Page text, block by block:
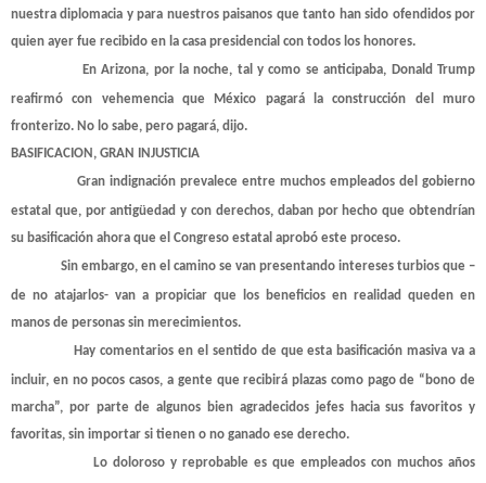
nuestra diplomacia y para nuestros paisanos que tanto han sido ofendidos por
quien ayer fue recibido en la casa presidencial con todos los honores.
En Arizona, por la noche, tal y como se anticipaba, Donald Trump
reafirmó con vehemencia que México pagará la construcción del muro
fronterizo. No lo sabe, pero pagará, dijo.
BASIFICACION, GRAN INJUSTICIA
Gran indignación prevalece entre muchos empleados del gobierno
estatal que, por antigüedad y con derechos, daban por hecho que obtendrían
su basificación ahora que el Congreso estatal aprobó este proceso.
Sin embargo, en el camino se van presentando intereses turbios que –
de no atajarlos- van a propiciar que los beneficios en realidad queden en
manos de personas sin merecimientos.
Hay comentarios en el sentido de que esta basificación masiva va a
incluir, en no pocos casos, a gente que recibirá plazas como pago de “bono de
marcha”, por parte de algunos bien agradecidos jefes hacia sus favoritos y
favoritas, sin importar si tienen o no ganado ese derecho.
Lo doloroso y reprobable es que empleados con muchos años